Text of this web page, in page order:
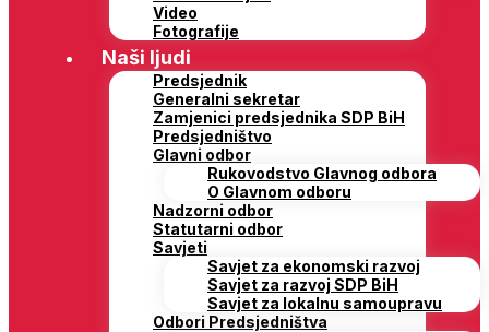
Video
Fotografije
Naši ljudi
Predsjednik
Generalni sekretar
Zamjenici predsjednika SDP BiH
Predsjedništvo
Glavni odbor
Rukovodstvo Glavnog odbora
O Glavnom odboru
Nadzorni odbor
Statutarni odbor
Savjeti
Savjet za ekonomski razvoj
Savjet za razvoj SDP BiH
Savjet za lokalnu samoupravu
Odbori Predsjedništva